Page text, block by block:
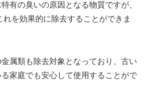
有の臭いの原因となる物質ですが、
れを効果的に除去することができま
属類も除去対象となっており、古い
家庭でも安心して使用することがで